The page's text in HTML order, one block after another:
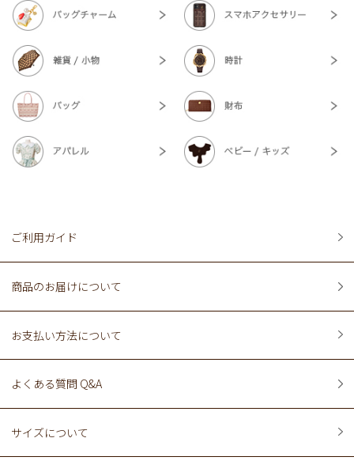
ご利用ガイド
商品のお届けについて
お支払い方法について
よくある質問 Q&A
サイズについて